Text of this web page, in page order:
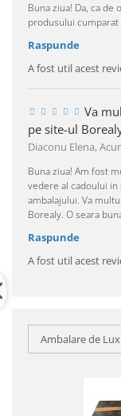
Buna ziua! Da, ca
produsului cumparat
Raspunde
A fost util acest
Va
pe site-ul
Diaconu Elena,
Buna ziua! Am fost
vedere al cadoului
ambalajului. Va
Borealy. O seara
Raspunde
A fost util acest
Ambalare de Lux